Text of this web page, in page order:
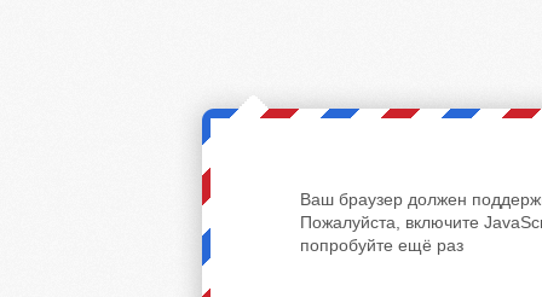
Ваш браузер должен
Пожалуйста, включите
попробуйте ещё раз